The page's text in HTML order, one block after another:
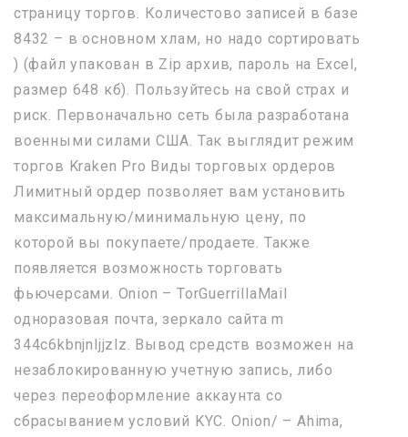
страницу торгов. Количестово записей в базе
8432 – в основном хлам, но надо сортировать
) (файл упакован в Zip архив, пароль на Excel,
размер 648 кб). Пользуйтесь на свой страх и
риск. Первоначально сеть была разработана
военными силами США. Так выглядит режим
торгов Kraken Pro Виды торговых ордеров
Лимитный ордер позволяет вам установить
максимальную/минимальную цену, по
которой вы покупаете/продаете. Также
появляется возможность торговать
фьючерсами. Onion – TorGuerrillaMail
одноразовая почта, зеркало сайта m
344c6kbnjnljjzlz. Вывод средств возможен на
незаблокированную учетную запись, либо
через переоформление аккаунта со
сбрасыванием условий KYC. Onion/ – Ahima,